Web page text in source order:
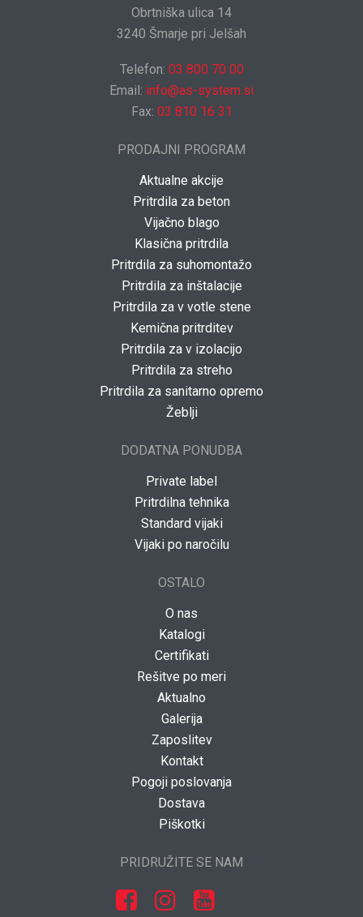
Obrtniška ulica 14
3240 Šmarje pri Jelšah
Telefon: 03 800 70 00
Email: info@as-system.si
Fax: 03 810 16 31
PRODAJNI PROGRAM
Aktualne akcije
Pritrdila za beton
Vijačno blago
Klasična pritrdila
Pritrdila za suhomontažo
Pritrdila za inštalacije
Pritrdila za v votle stene
Kemična pritrditev
Pritrdila za v izolacijo
Pritrdila za streho
Pritrdila za sanitarno opremo
Žeblji
DODATNA PONUDBA
Private label
Pritrdilna tehnika
Standard vijaki
Vijaki po naročilu
OSTALO
O nas
Katalogi
Certifikati
Rešitve po meri
Aktualno
Galerija
Zaposlitev
Kontakt
Pogoji poslovanja
Dostava
Piškotki
PRIDRUŽITE SE NAM